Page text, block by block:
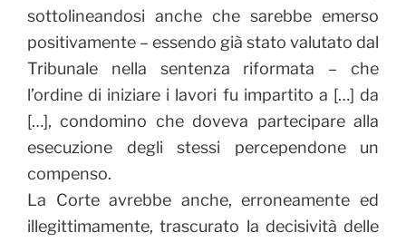
sottolineandosi anche che sarebbe emerso
positivamente – essendo già stato valutato dal
Tribunale nella sentenza riformata – che
l’ordine di iniziare i lavori fu impartito a […] da
[…], condomino che doveva partecipare alla
esecuzione degli stessi percependone un
compenso.
La Corte avrebbe anche, erroneamente ed
illegittimamente, trascurato la decisività delle